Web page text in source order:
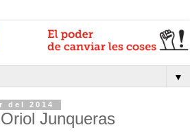
▼
del 2014
Junqueras